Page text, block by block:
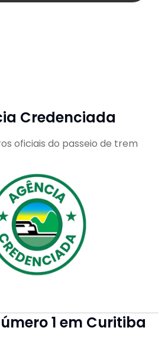
Credenciada
oficiais do passeio de trem
1 em Curitiba